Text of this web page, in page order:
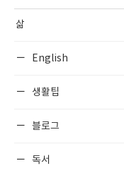
삶
English
생활팁
블로그
독서